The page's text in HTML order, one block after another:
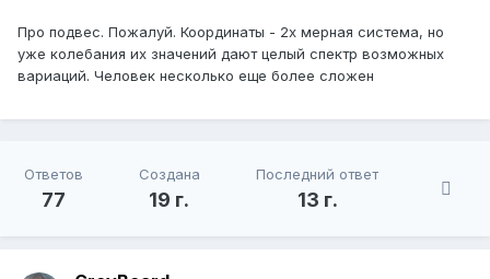
Про подвес. Пожалуй. Координаты - 2х мерная система, но
уже колебания их значений дают целый спектр возможных
вариаций. Человек несколько еще более сложен
Ответов
77
Создана
19 г.
Последний ответ
13 г.